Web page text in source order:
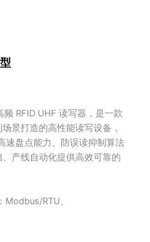
频 RFID UHF 读写器，是一款
景打造的高性能读写设备，
速盘点能力、防误读抑制算法
产线自动化提供高效可靠的
Modbus/RTU、